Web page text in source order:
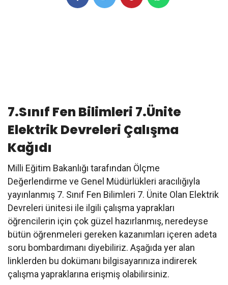
7.Sınıf Fen Bilimleri 7.Ünite
Elektrik Devreleri Çalışma
Kağıdı
Milli Eğitim Bakanlığı tarafından Ölçme
Değerlendirme ve Genel Müdürlükleri aracılığıyla
yayınlanmış 7. Sınıf Fen Bilimleri 7. Ünite Olan Elektrik
Devreleri ünitesi ile ilgili çalışma yaprakları
öğrencilerin için çok güzel hazırlanmış, neredeyse
bütün öğrenmeleri gereken kazanımları içeren adeta
soru bombardımanı diyebiliriz. Aşağıda yer alan
linklerden bu dokümanı bilgisayarınıza indirerek
çalışma yapraklarına erişmiş olabilirsiniz.